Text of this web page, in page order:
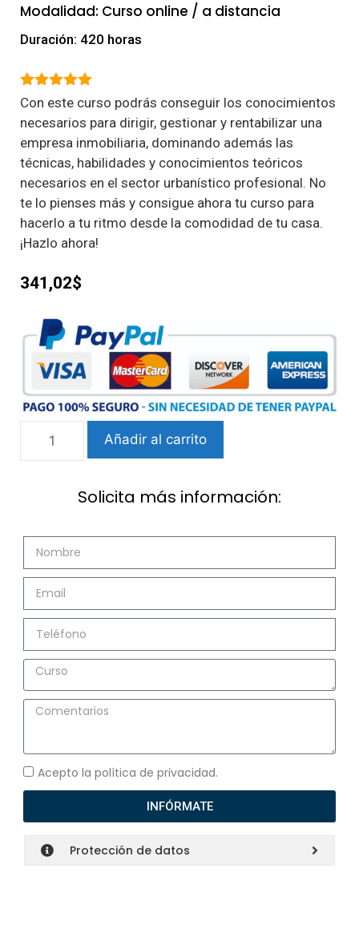
Modalidad: Curso online / a distancia
Duración: 420 horas
5.00 de 5
Con este curso podrás conseguir los conocimientos
necesarios para dirigir, gestionar y rentabilizar una
empresa inmobiliaria, dominando además las
técnicas, habilidades y conocimientos teóricos
necesarios en el sector urbanístico profesional. No
te lo pienses más y consigue ahora tu curso para
hacerlo a tu ritmo desde la comodidad de tu casa.
¡Hazlo ahora!
341,02$
Añadir al carrito
Solicita más información:
Acepto la política de privacidad.
INFÓRMATE
Protección de datos